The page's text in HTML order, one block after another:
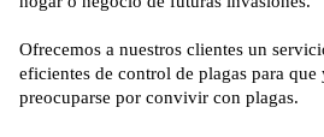
Ofrecemos a nuestros clientes un
eficientes de control de plagas para que
preocuparse por convivir con plagas.